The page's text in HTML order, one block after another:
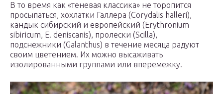
В то время как «теневая классика» не торопится
просыпаться, хохлатки Галлера (Corydalis halleri),
кандык сибирский и европейский (Erythronium
sibiricum, E. deniscanis), пролески (Scilla),
подснежники (Galanthus) в течение месяца радуют
своим цветением. Их можно высаживать
изолированными группами или вперемежку.